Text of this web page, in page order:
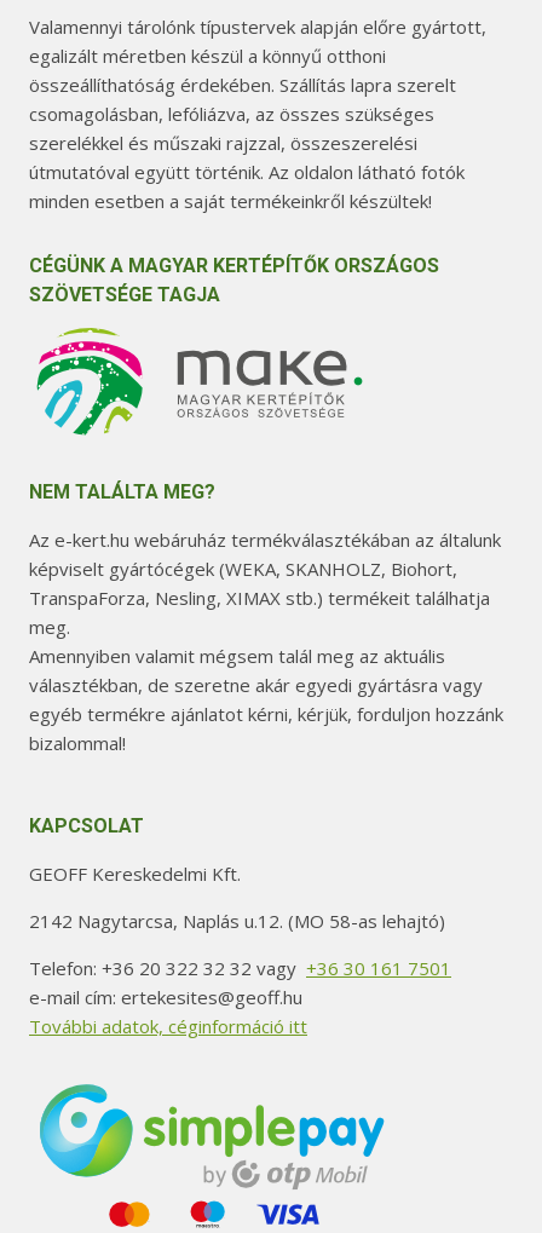
Valamennyi tárolónk típustervek alapján előre gyártott,
egalizált méretben készül a könnyű otthoni
összeállíthatóság érdekében. Szállítás lapra szerelt
csomagolásban, lefóliázva, az összes szükséges
szerelékkel és műszaki rajzzal, összeszerelési
útmutatóval együtt történik. Az oldalon látható fotók
minden esetben a saját termékeinkről készültek!
CÉGÜNK A MAGYAR KERTÉPÍTŐK ORSZÁGOS
SZÖVETSÉGE TAGJA
NEM TALÁLTA MEG?
Az e-kert.hu webáruház termékválasztékában az általunk
képviselt gyártócégek (WEKA, SKANHOLZ, Biohort,
TranspaForza, Nesling, XIMAX stb.) termékeit találhatja
meg.
Amennyiben valamit mégsem talál meg az aktuális
választékban, de szeretne akár egyedi gyártásra vagy
egyéb termékre ajánlatot kérni, kérjük, forduljon hozzánk
bizalommal!
KAPCSOLAT
GEOFF Kereskedelmi Kft.
2142 Nagytarcsa, Naplás u.12. (MO 58-as lehajtó)
Telefon: +36 20 322 32 32 vagy +36 30 161 7501
e-mail cím: ertekesites@geoff.hu
További adatok, céginformáció itt